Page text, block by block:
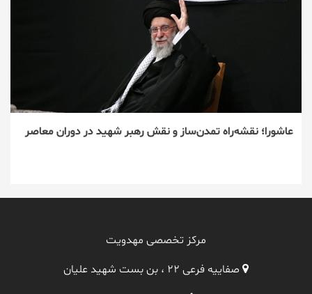
عاشورا؛ نقشه‌راه تمدن‌ساز و نقش رهبر شهید در دوران معاصر
مرکز تخصصی مهدویت
صفاییه فرعی ۲۲ ، بن بست شهید علیان